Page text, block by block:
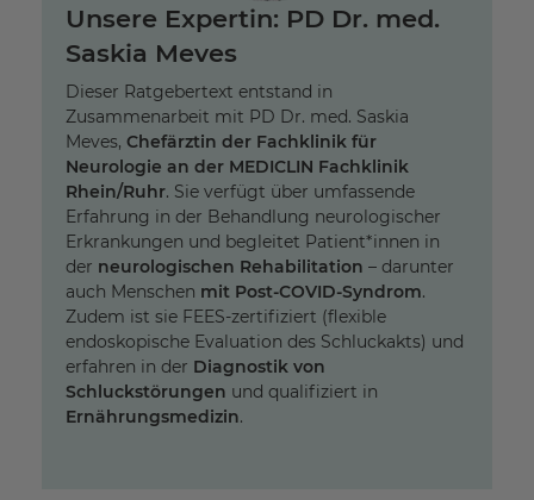
Unsere Expertin: PD Dr. med.
Saskia Meves
Dieser Ratgebertext entstand in
Zusammenarbeit mit PD Dr. med. Saskia
Meves, Chefärztin der Fachklinik für
Neurologie an der MEDICLIN Fachklinik
Rhein/Ruhr. Sie verfügt über umfassende
Erfahrung in der Behandlung neurologischer
Erkrankungen und begleitet Patient*innen in
der neurologischen Rehabilitation – darunter
auch Menschen mit Post-COVID-Syndrom.
Zudem ist sie FEES-zertifiziert (flexible
endoskopische Evaluation des Schluckakts) und
erfahren in der Diagnostik von
Schluckstörungen und qualifiziert in
Ernährungsmedizin.